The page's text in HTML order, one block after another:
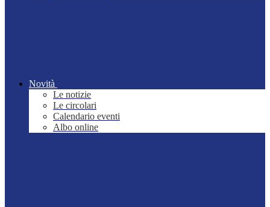
Novità
Le notizie
Le circolari
Calendario eventi
Albo online